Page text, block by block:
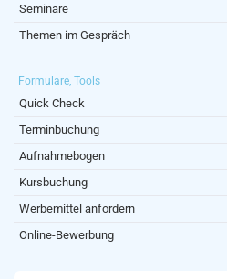
Seminare
Themen im Gespräch
Formulare, Tools
Quick Check
Terminbuchung
Aufnahmebogen
Kursbuchung
Werbemittel anfordern
Online-Bewerbung